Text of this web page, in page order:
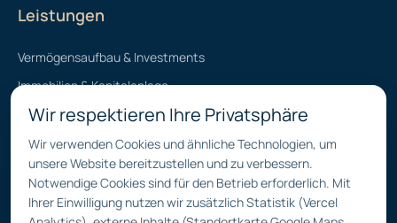
Leistungen
Vermögensaufbau & Investments
Immobilien & Kapitalanlage
Finanzierung & Vermarktung
Vorsorge, Erben & Schenken
Kontakt
Wir respektieren Ihre Privatsphäre
Wir verwenden Cookies und ähnliche Technologien, um
unsere Website bereitzustellen und zu verbessern.
Notwendige Cookies sind für den Betrieb erforderlich. Mit
Ihrer Einwilligung nutzen wir zusätzlich Statistik (Vercel